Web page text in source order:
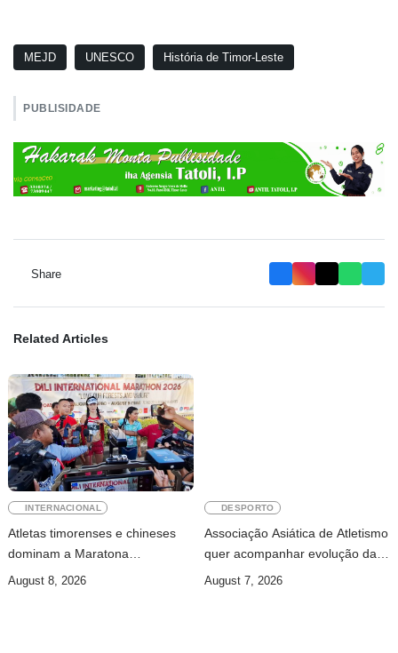
MEJD UNESCO História de Timor-Leste
PUBLISIDADE
Share
Related Articles
INTERNACIONAL
Atletas timorenses e chineses
dominam a Maratona
Internacional de Díli
August 8, 2026
DESPORTO
Associação Asiática de Atletismo
quer acompanhar evolução da
modalidade em Timor Leste
August 7, 2026